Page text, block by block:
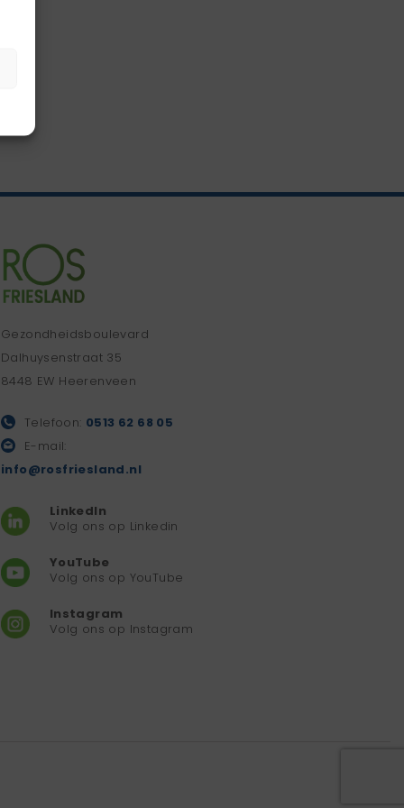
Gezondheidsboulevard
Dalhuysenstraat 35
8448 EW Heerenveen
Telefoon: 0513 62 68 05
E-mail:
info@rosfriesland.nl
LinkedIn
Volg ons op Linkedin
YouTube
Volg ons op YouTube
Instagram
Volg ons op Instagram